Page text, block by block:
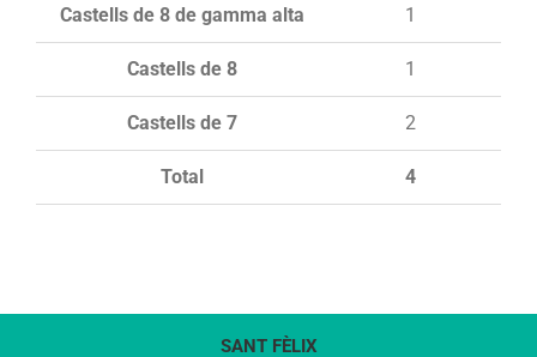
Total 4
Castells de 8 de gamma alta 1
Castells de 8 1
Castells de 7 2
SANT FÈLIX